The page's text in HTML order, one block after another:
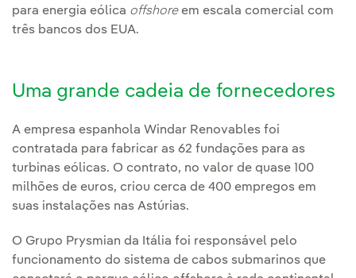
para energia eólica offshoreem escala comercial com
três bancos dos EUA.
Uma grande cadeia de fornecedores
A empresa espanhola Windar Renovables foi
contratada para fabricar as 62 fundações para as
turbinas eólicas. O contrato, no valor de quase 100
milhões de euros, criou cerca de 400 empregos em
suas instalações nas Astúrias.
O Grupo Prysmian da Itália foi responsável pelo
funcionamento do sistema de cabos submarinos que